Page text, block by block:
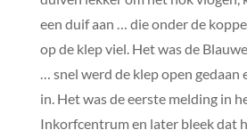
een duif aan … die onder de
op de klep viel. Het was de
… snel werd de klep open gedaan
in. Het was de eerste melding in
Inkorfcentrum en later bleek dat